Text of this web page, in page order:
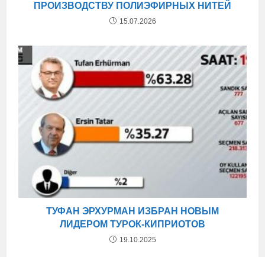
ПРОИЗВОДСТВУ ПОЛИЭФИРНЫХ НИТЕЙ
15.07.2026
ТУФАН ЭРХУРМАН ИЗБРАН НОВЫМ
ЛИДЕРОМ ТУРОК-КИПРИОТОВ
19.10.2025